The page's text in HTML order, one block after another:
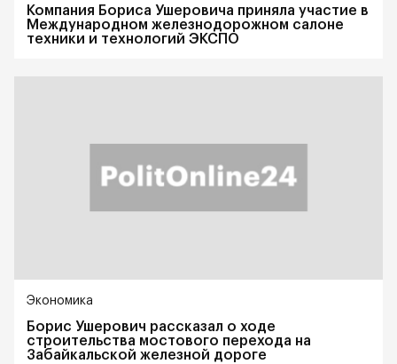
Компания Бориса Ушеровича приняла участие в
Международном железнодорожном салоне
техники и технологий ЭКСПО
Экономика
Борис Ушерович рассказал о ходе
строительства мостового перехода на
Забайкальской железной дороге